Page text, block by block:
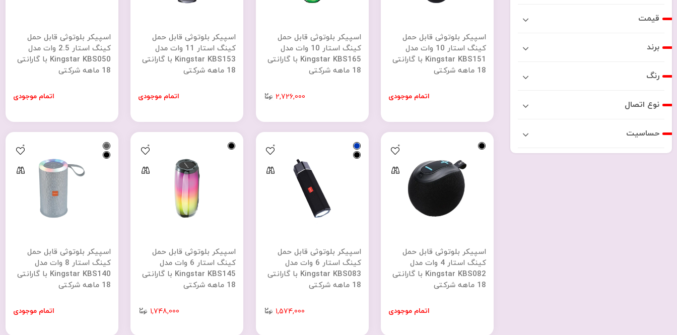
اسپیکر بلوتوثی قابل حمل
کینگ استار 10 وات مدل
Kingstar KBS151 با گارانتی
18 ماهه شرکتی
اتمام موجودی
اسپیکر بلوتوثی قابل حمل
کینگ استار 10 وات مدل
Kingstar KBS165 با گارانتی
18 ماهه شرکتی
2,726,000
اسپیکر بلوتوثی قابل حمل
کینگ استار 11 وات مدل
Kingstar KBS153 با گارانتی
18 ماهه شرکتی
اتمام موجودی
اسپیکر بلوتوثی قابل حمل
کینگ استار 2.5 وات مدل
Kingstar KBS050 با گارانتی
18 ماهه شرکتی
اتمام موجودی
اسپیکر بلوتوثی قابل حمل
کینگ استار 4 وات مدل
Kingstar KBS082 با گارانتی
18 ماهه شرکتی
اتمام موجودی
0
اسپیکر بلوتوثی قابل حمل
کینگ استار 6 وات مدل
Kingstar KBS083 با گارانتی
18 ماهه شرکتی
1,574,000
0
اسپیکر بلوتوثی قابل حمل
کینگ استار 6 وات مدل
Kingstar KBS145 با گارانتی
18 ماهه شرکتی
1,748,000
0
اسپیکر بلوتوثی قابل حمل
کینگ استار 8 وات مدل
Kingstar KBS140 با گارانتی
18 ماهه شرکتی
اتمام موجودی
0
قیمت
برند
رنگ
نوع اتصال
حساسیت